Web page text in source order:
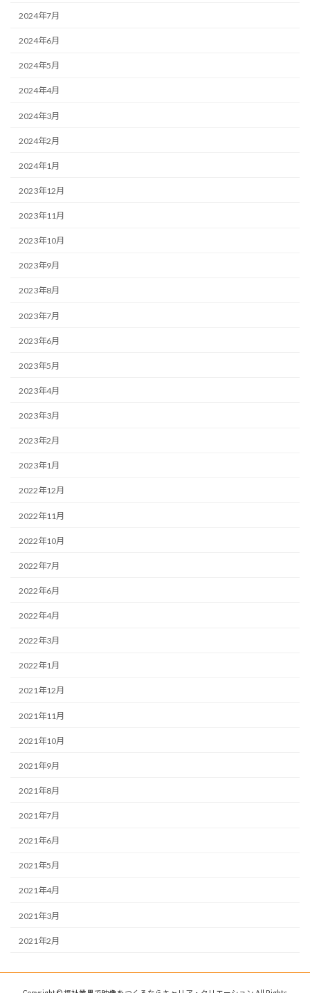
2024年7月
2024年6月
2024年5月
2024年4月
2024年3月
2024年2月
2024年1月
2023年12月
2023年11月
2023年10月
2023年9月
2023年8月
2023年7月
2023年6月
2023年5月
2023年4月
2023年3月
2023年2月
2023年1月
2022年12月
2022年11月
2022年10月
2022年7月
2022年6月
2022年4月
2022年3月
2022年1月
2021年12月
2021年11月
2021年10月
2021年9月
2021年8月
2021年7月
2021年6月
2021年5月
2021年4月
2021年3月
2021年2月